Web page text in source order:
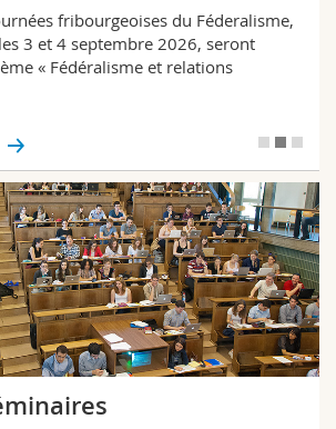
fribourgeoises du Féderalisme,
3 et 4 septembre 2026, seront
« Fédéralisme et relations